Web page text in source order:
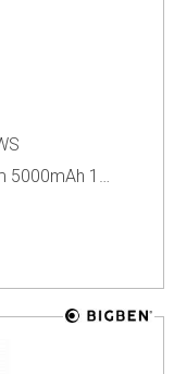
5000mAh 1…